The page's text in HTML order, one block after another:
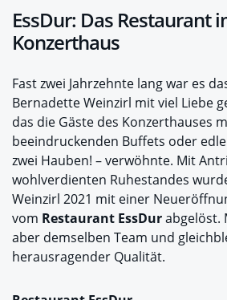
EssDur: Das Restaurant
Konzerthaus
Fast zwei Jahrzehnte lang war es
Bernadette Weinzirl mit viel Liebe
das die Gäste des Konzerthauses
beeindruckenden Buffets oder
zwei Hauben! – verwöhnte. Mit
wohlverdienten Ruhestandes
Weinzirl 2021 mit einer
vom Restaurant EssDurabgelöst.
aber demselben Team und
herausragender Qualität.